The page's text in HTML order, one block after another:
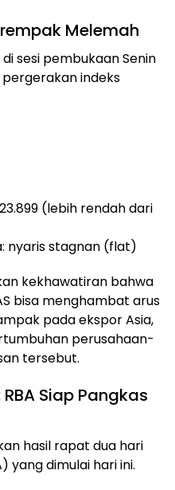
Melemah
sesi pembukaan Senin
indeks
(lebih rendah dari
nyaris stagnan (flat)
kekhawatiran bahwa
bisa menghambat arus
pada ekspor Asia,
perusahaan-
tersebut.
Siap Pangkas
hasil rapat dua hari
yang dimulai hari ini.